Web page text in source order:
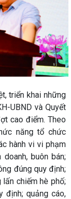
triển khai những
UBND và Quyết
cao điểm. Theo
năng tổ chức
hành vi vi phạm
buôn bán;
đúng quy định;
chiếm hè phố;
định; quảng cáo,